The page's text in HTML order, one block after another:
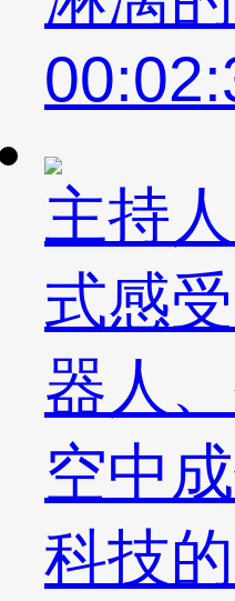
主持
式感
器人
空中
科技